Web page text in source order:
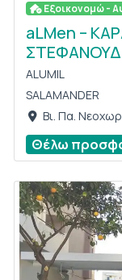
Εξοικονομώ -
aLMen –
ALUMIL
SALAMANDER
Βι. Πα.
Θέλω